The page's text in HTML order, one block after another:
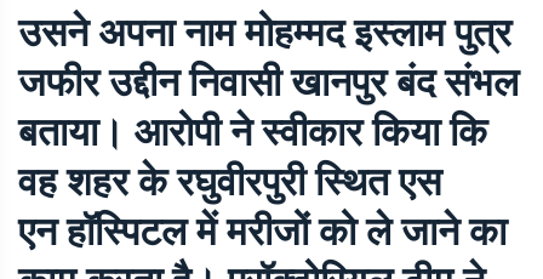
उसने अपना नाम मोहम्मद इस्लाम पुत्र
जफीर उद्दीन निवासी खानपुर बंद संभल
बताया। आरोपी ने स्वीकार किया कि
वह शहर के रघुवीरपुरी स्थित एस
एन हॉस्पिटल में मरीजों को ले जाने का